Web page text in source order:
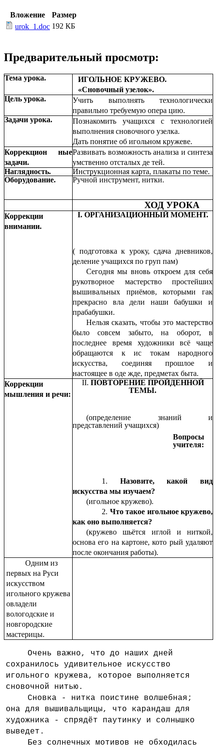
Вложение
Размер
urok_1.doc 192 КБ
Предварительный просмотр:
Тема урока.
ИГОЛЬНОЕ КРУЖЕВО.
«Сновочный узелок».
Цель урока.
Учить выполнять технологически
правильно требуемую опера цию.
Задачи урока.
Познакомить учащихся с технологией
выполнения сновочного узелка.
Дать понятие об игольном кружеве.
Коррекцион ные
задачи.
Развивать возможность анализа и синтеза
умственно отсталых де тей.
Наглядность.
Инструкционная карта, плакаты по теме.
Оборудование.
Ручной инструмент, нитки.
ХОД УРОКА
Коррекции
внимании.
I. ОРГАНИЗАЦИОННЫЙ МОМЕНТ.
( подготовка к уроку, сдача дневников,
деление учащихся по груп пам)
Сегодня мы вновь откроем для себя
рукотворное мастерство простейших
вышивальных приёмов, которыми гак
прекрасно вла дели наши бабушки и
прабабушки.
Нельзя сказать, чтобы это мастерство
было совсем забыто, на оборот, в
последнее время художники всё чаще
обращаются к ис токам народного
искусства, соединяя прошлое и
настоящее в оде жде, предметах быта.
Коррекции
мышления и речи:
II. ПОВТОРЕНИЕ ПРОЙДЕННОЙ
ТЕМЫ.
(определение знаний и
представлений учащихся)
Вопросы
учителя:
Назовите, какой вид
искусства мы изучаем?
(игольное кружево).
Что такое игольное кружево,
как оно выполняется?
(кружево шьётся иглой и ниткой,
основа его на картоне, кото рый удаляют
после окончания работы).
Одним из
первых на Руси
искусством
игольного кружева
овладели
вологодские и
новгородские
мастерицы.
Очень важно, что до наших дней
сохранилось удивительное искусство
игольного кружева, которое выполняется
сновочной нитью.
Сновка - нитка поистине волшебная;
она для вышивальщицы, что карандаш для
художника - спрядёт паутинку и солнышко
выведет.
Без солнечных мотивов не обходилась